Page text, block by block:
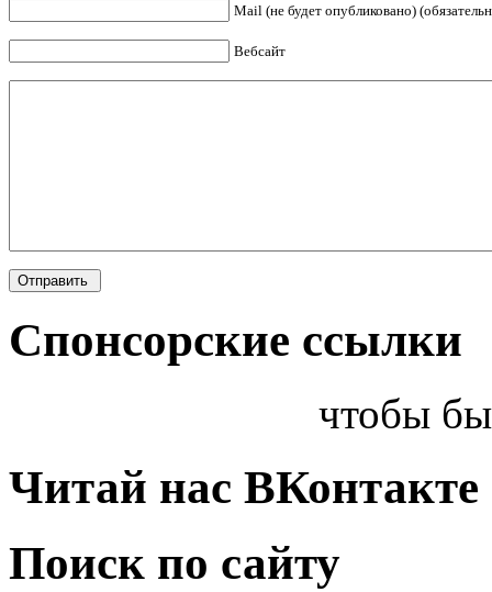
Mail (не будет опубликовано)
Вебсайт
Спонсорские ссылки
чтобы
Читай нас ВКонтакте
Поиск по сайту